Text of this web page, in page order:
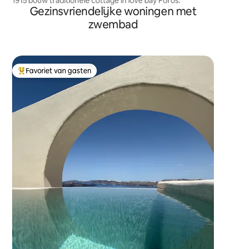
Gezinsvriendelijke woningen met
zwembad
Topfavoriet van gasten
Favoriet van gasten